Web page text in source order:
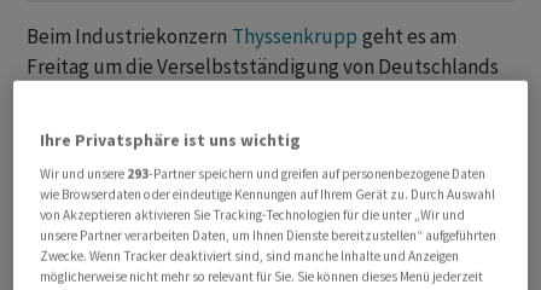
Beim Industriekonzern Thyssenkrupp geht es am
Freitag um die Verselbstständigung von Deutschlands
Systems). Bei einer ausserordentlichen
Hauptversammlung entscheiden die Aktionärinnen und
Aktionäre darüber, wie die Marineschiffbau-Sparte
künftig aufgestellt wird. Die Versammlung findet online
statt.
Ihre Privatsphäre ist uns wichtig
Wir und unsere 293-Partner speichern und greifen auf personenbezogene Daten
wie Browserdaten oder eindeutige Kennungen auf Ihrem Gerät zu. Durch Auswahl
von Akzeptieren aktivieren Sie Tracking-Technologien für die unter „Wir und
unsere Partner verarbeiten Daten, um Ihnen Dienste bereitzustellen“ aufgeführten
Zwecke. Wenn Tracker deaktiviert sind, sind manche Inhalte und Anzeigen
möglicherweise nicht mehr so relevant für Sie. Sie können dieses Menü jederzeit